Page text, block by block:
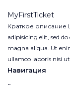
MyFirstTicket
Краткое описание
adipisicing elit, sed
magna aliqua. Ut
ullamco laboris nisi
Навигация